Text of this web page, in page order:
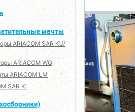
мачты
ARIACOM SAR KU/
ARIACOM WG
ARIACOM LM
SAR KI